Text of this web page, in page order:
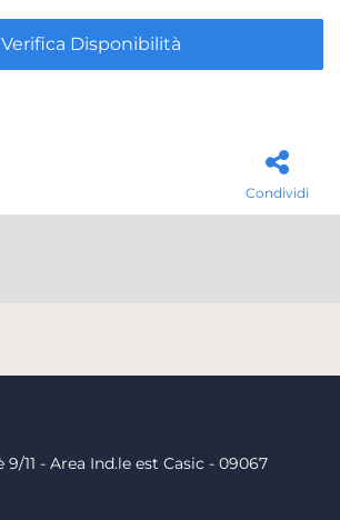
Verifica Disponibilità
Condividi
11 - Area Ind.le est Casic - 09067